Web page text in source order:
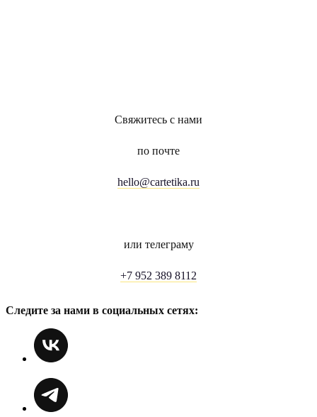
Свяжитесь с нами
по почте
hello@cartetika.ru
или телеграму
+7 952 389 8112
Следите за нами в социальных сетях: